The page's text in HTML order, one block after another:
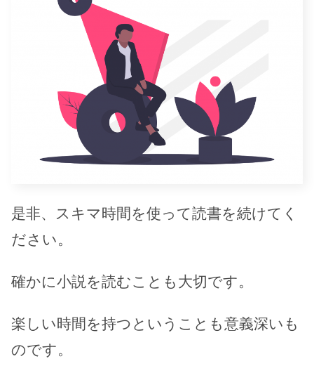
是非、スキマ時間を使って読書を続けてく
ださい。
確かに小説を読むことも大切です。
楽しい時間を持つということも意義深いも
のです。